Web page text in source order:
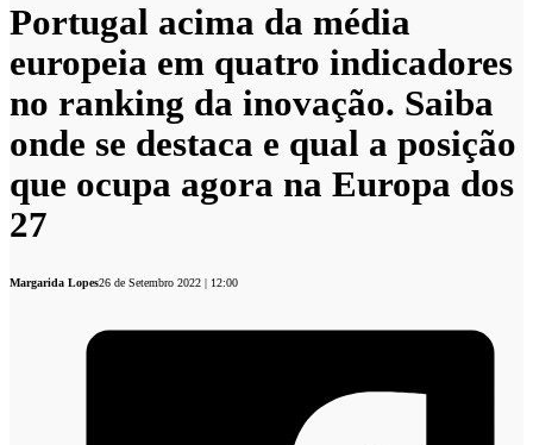
Portugal acima da média
europeia em quatro indicadores
no ranking da inovação. Saiba
onde se destaca e qual a posição
que ocupa agora na Europa dos
27
Margarida Lopes26 de Setembro 2022 | 12:00